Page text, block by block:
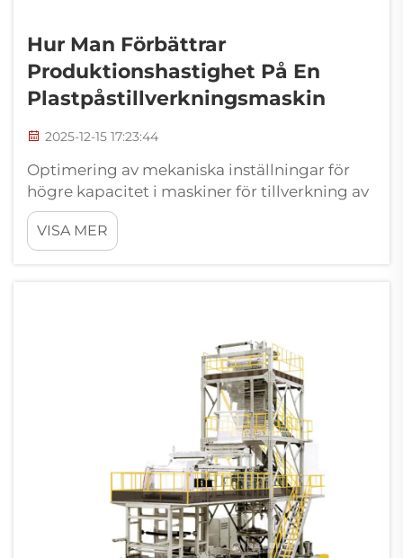
Hur Man Förbättrar
Produktionshastighet På En
Plastpåstillverkningsmaskin
2025-12-15 17:23:44
Optimering av mekaniska inställningar för
högre kapacitet i maskiner för tillverkning av
plastpåsar. Finjustering av film spänning och
seglingstemperatur. Det är mycket viktigt att
få rätt mängd spänning i filmen vid körning i
VISA MER